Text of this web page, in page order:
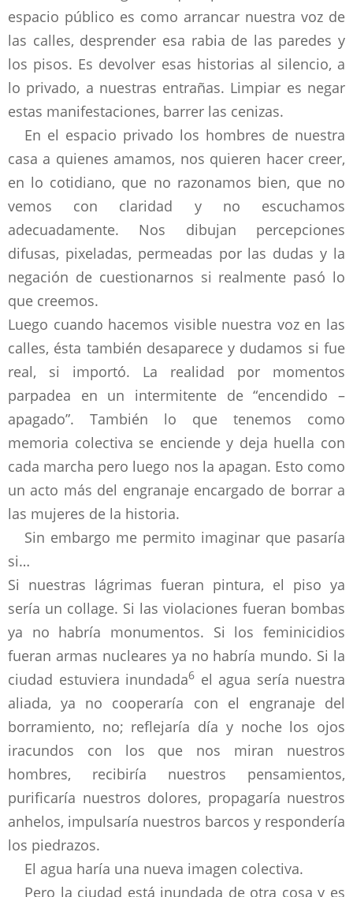
espacio público es como arrancar nuestra voz de
las calles, desprender esa rabia de las paredes y
los pisos. Es devolver esas historias al silencio, a
lo privado, a nuestras entrañas. Limpiar es negar
estas manifestaciones, barrer las cenizas.
En el espacio privado los hombres de nuestra
casa a quienes amamos, nos quieren hacer creer,
en lo cotidiano, que no razonamos bien, que no
vemos con claridad y no escuchamos
adecuadamente. Nos dibujan percepciones
difusas, pixeladas, permeadas por las dudas y la
negación de cuestionarnos si realmente pasó lo
que creemos.
Luego cuando hacemos visible nuestra voz en las
calles, ésta también desaparece y dudamos si fue
real, si importó. La realidad por momentos
parpadea en un intermitente de “encendido –
apagado”. También lo que tenemos como
memoria colectiva se enciende y deja huella con
cada marcha pero luego nos la apagan. Esto como
un acto más del engranaje encargado de borrar a
las mujeres de la historia.
Sin embargo me permito imaginar que pasaría
si…
Si nuestras lágrimas fueran pintura, el piso ya
sería un collage. Si las violaciones fueran bombas
ya no habría monumentos. Si los feminicidios
fueran armas nucleares ya no habría mundo. Si la
ciudad estuviera inundada6 el agua sería nuestra
aliada, ya no cooperaría con el engranaje del
borramiento, no; reflejaría día y noche los ojos
iracundos con los que nos miran nuestros
hombres, recibiría nuestros pensamientos,
purificaría nuestros dolores, propagaría nuestros
anhelos, impulsaría nuestros barcos y respondería
los piedrazos.
El agua haría una nueva imagen colectiva.
Pero la ciudad está inundada de otra cosa y es